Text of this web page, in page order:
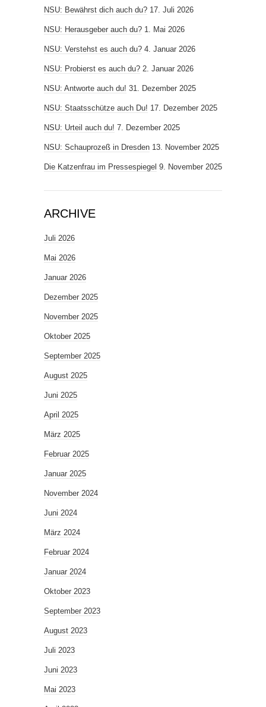
NSU: Bewährst dich auch du? 17. Juli 2026
NSU: Herausgeber auch du? 1. Mai 2026
NSU: Verstehst es auch du? 4. Januar 2026
NSU: Probierst es auch du? 2. Januar 2026
NSU: Antworte auch du! 31. Dezember 2025
NSU: Staatsschütze auch Du! 17. Dezember 2025
NSU: Urteil auch du! 7. Dezember 2025
NSU: Schauprozeß in Dresden 13. November 2025
Die Katzenfrau im Pressespiegel 9. November 2025
ARCHIVE
Juli 2026
Mai 2026
Januar 2026
Dezember 2025
November 2025
Oktober 2025
September 2025
August 2025
Juni 2025
April 2025
März 2025
Februar 2025
Januar 2025
November 2024
Juni 2024
März 2024
Februar 2024
Januar 2024
Oktober 2023
September 2023
August 2023
Juli 2023
Juni 2023
Mai 2023